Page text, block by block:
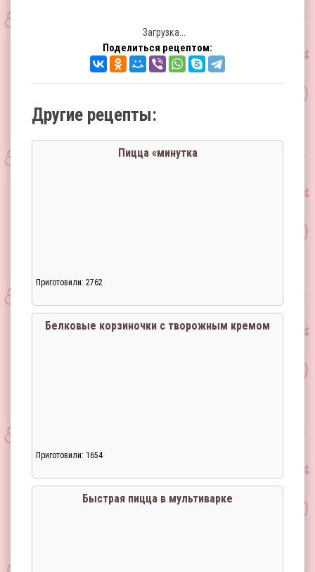
Загрузка...
Поделиться рецептом:
Другие рецепты:
Пицца «минутка
Приготовили: 2762
Белковые корзиночки с творожным кремом
Приготовили: 1654
Быстрая пицца в мультиварке